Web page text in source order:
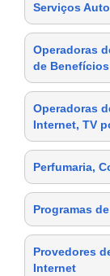
Serviços
Operadoras
de Benefícios
Operadoras
Internet, TV
Perfumaria,
Programas
Provedores
Internet